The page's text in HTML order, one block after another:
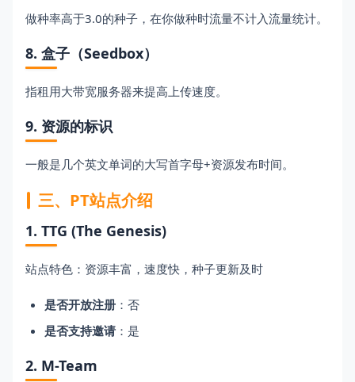
做种率高于3.0的种子，在你做种时流量不计入流量统计。
8. 盒子（Seedbox）
指租用大带宽服务器来提高上传速度。
9. 资源的标识
一般是几个英文单词的大写首字母+资源发布时间。
三、PT站点介绍
1. TTG (The Genesis)
站点特色：资源丰富，速度快，种子更新及时
是否开放注册 ：否
是否支持邀请 ：是
2. M-Team